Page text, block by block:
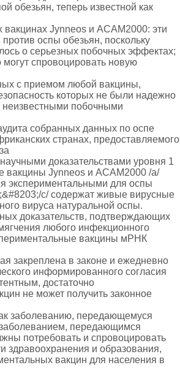
обезьян, теперь известной как
Jynneos и ACAM2000: эти
оспы обезьян, поскольку
о серьезных побочных эффектах;
спровоцировать новую
с приемом любой вакцины,
которых не были надежно
побочными
собранных данных по оспе
странах, предоставляемого
доказательствами уровня 1
Jynneos и ACAM2000 /a/
экспериментальными для оспы
c/ содержат живые вирусные
вируса натуральной оспы.
доказательств, подтверждающих
любого инфекционного
вакцины мРНК
закреплена в законе и ежедневно
информированного согласия
достаточно
не может получить законное
заболеванию, передающемуся
передающимся
потребовать и спровоцировать
здравоохранения и образования,
вакцин для населения в